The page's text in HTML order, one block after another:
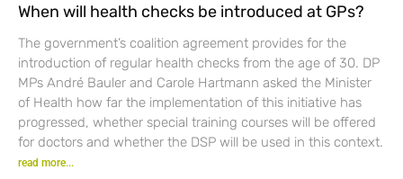
When will health checks be introduced at GPs?
The government’s coalition agreement provides for the
introduction of regular health checks from the age of 30. DP
MPs André Bauler and Carole Hartmann asked the Minister
of Health how far the implementation of this initiative has
progressed, whether special training courses will be offered
for doctors and whether the DSP will be used in this context.
read more...